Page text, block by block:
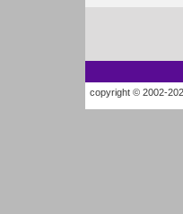
copyright © 2002-